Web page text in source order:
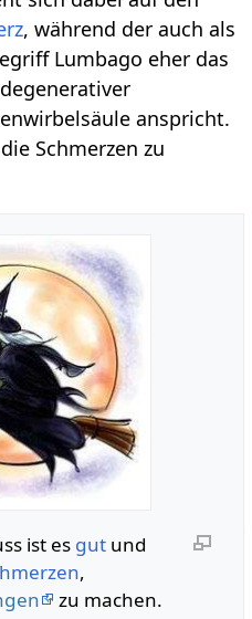
, während der auch als
Lumbago eher das
anspricht.
Schmerzen zu
ist es gutund
,
zu machen.